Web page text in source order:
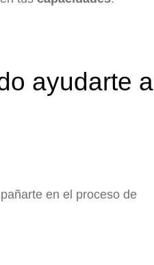
ayudarte a
en el proceso de